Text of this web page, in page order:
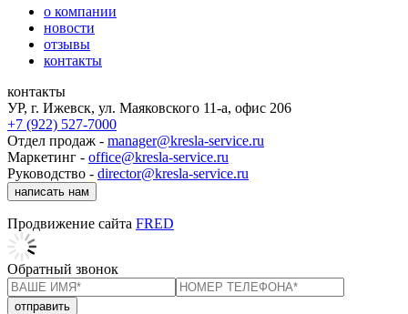
о компании
новости
отзывы
контакты
контакты
УР, г. Ижевск, ул. Маяковского 11-а, офис 206
+7 (922) 527-7000
Отдел продаж - manager@kresla-service.ru
Маркетинг - office@kresla-service.ru
Руководство - director@kresla-service.ru
написать нам
Продвижение сайта FRED
Обратный звонок
отправить